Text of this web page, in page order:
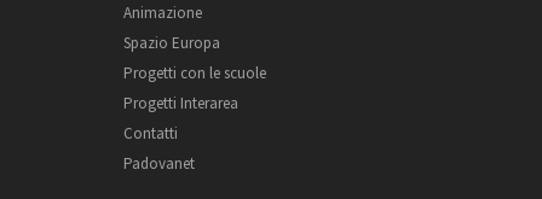
Animazione
Spazio Europa
Progetti con le scuole
Progetti Interarea
Contatti
Padovanet